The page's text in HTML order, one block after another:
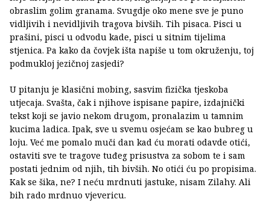
obraslim golim granama. Svugdje oko mene sve je puno
vidljivih i nevidljivih tragova bivših. Tih pisaca. Pisci u
prašini, pisci u odvodu kade, pisci u sitnim tijelima
stjenica. Pa kako da čovjek išta napiše u tom okruženju, toj
podmukloj jezičnoj zasjedi?
U pitanju je klasični mobing, sasvim fizička tjeskoba
utjecaja. Svašta, čak i njihove ispisane papire, izdajnički
tekst koji se javio nekom drugom, pronalazim u tamnim
kucima ladica. Ipak, sve u svemu osjećam se kao bubreg u
loju. Već me pomalo muči dan kad ću morati odavde otići,
ostaviti sve te tragove tuđeg prisustva za sobom te i sam
postati jednim od njih, tih bivših. No otići ću po propisima.
Kak se šika, ne? I neću mrdnuti jastuke, nisam Zilahy. Ali
bih rado mrdnuo vjevericu.